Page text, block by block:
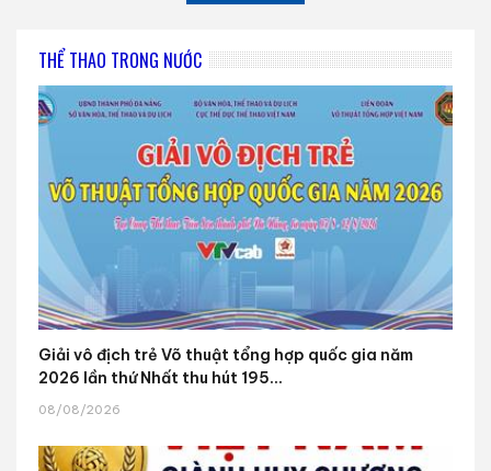
THỂ THAO TRONG NƯỚC
Giải vô địch trẻ Võ thuật tổng hợp quốc gia năm
2026 lần thứ Nhất thu hút 195...
08/08/2026